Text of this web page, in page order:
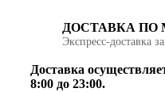
ДОСТАВКА ПО
Экспресс‑доставка
Доставка
8:00 до 23:00.